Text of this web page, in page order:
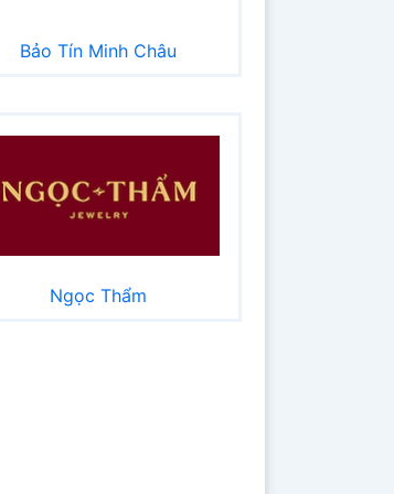
Bảo Tín Minh Châu
Ngọc Thẩm